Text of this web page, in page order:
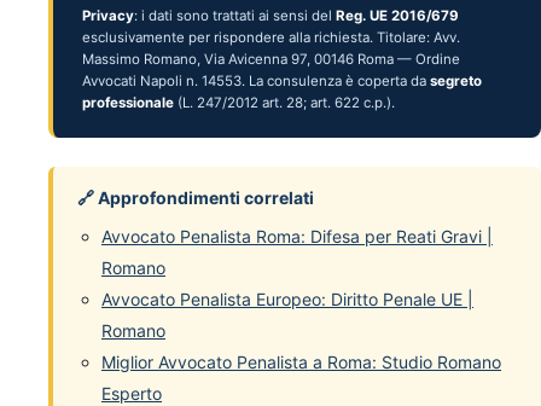
Privacy: i dati sono trattati ai sensi del Reg. UE 2016/679
esclusivamente per rispondere alla richiesta. Titolare: Avv.
Massimo Romano, Via Avicenna 97, 00146 Roma — Ordine
Avvocati Napoli n. 14553. La consulenza è coperta da segreto
professionale (L. 247/2012 art. 28; art. 622 c.p.).
🔗 Approfondimenti correlati
Avvocato Penalista Roma: Difesa per Reati Gravi |
Romano
Avvocato Penalista Europeo: Diritto Penale UE |
Romano
Miglior Avvocato Penalista a Roma: Studio Romano
Esperto